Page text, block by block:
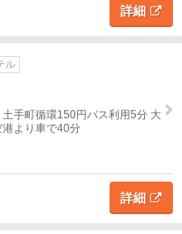
詳細
ル
手町循環150円バス利用5分 大
より車で40分
詳細